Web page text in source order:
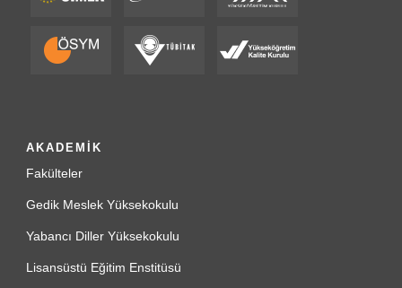
AKADEMİK
Fakülteler
Gedik Meslek Yüksekokulu
Yabancı Diller Yüksekokulu
Lisansüstü Eğitim Enstitüsü